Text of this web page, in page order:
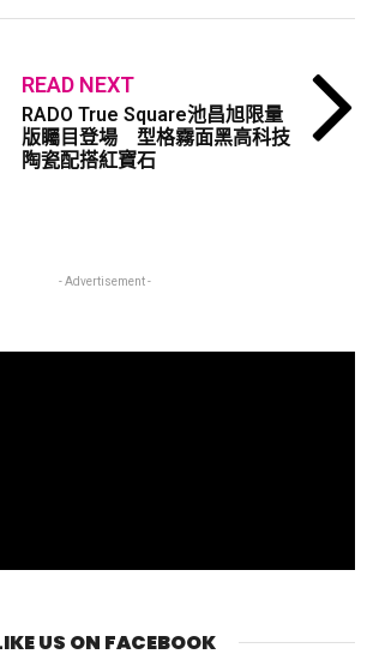
READ NEXT
RADO True Square池昌旭限量
版矚目登場 型格霧面黑高科技
陶瓷配搭紅寶石
- Advertisement -
US ON FACEBOOK